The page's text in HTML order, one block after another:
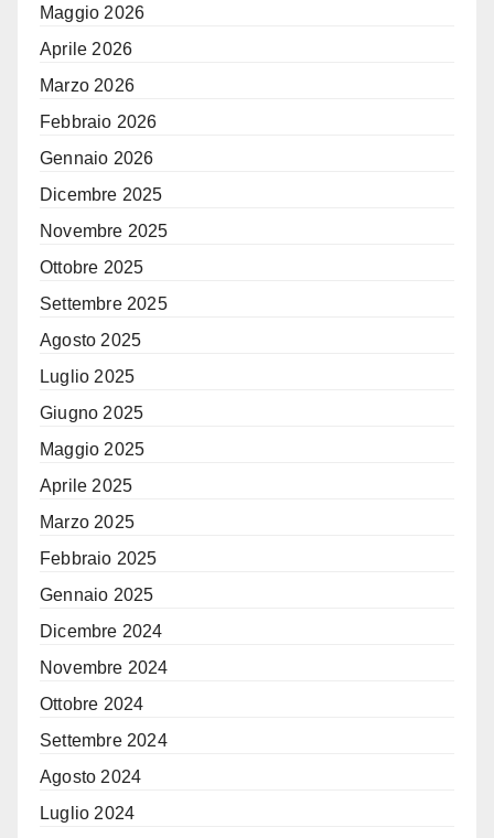
Maggio 2026
Aprile 2026
Marzo 2026
Febbraio 2026
Gennaio 2026
Dicembre 2025
Novembre 2025
Ottobre 2025
Settembre 2025
Agosto 2025
Luglio 2025
Giugno 2025
Maggio 2025
Aprile 2025
Marzo 2025
Febbraio 2025
Gennaio 2025
Dicembre 2024
Novembre 2024
Ottobre 2024
Settembre 2024
Agosto 2024
Luglio 2024